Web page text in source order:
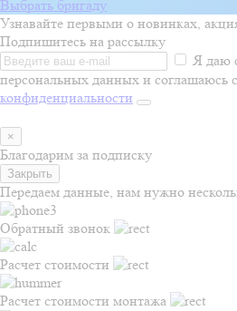
Выбрать бригаду
Узнавайте первыми о новинках,
Подпишитесь на рассылку
Я даю
персональных данных и соглашаюсь с
конфиденциальности
×
Благодарим за подписку
Закрыть
Передаем данные, нам нужно
Обратный звонок
Расчет стоимости
Расчет стоимости монтажа